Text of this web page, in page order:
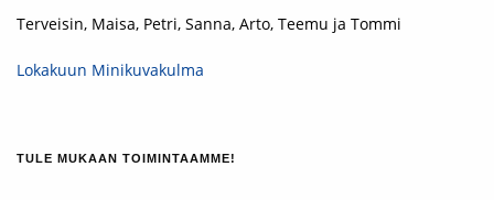
Terveisin, Maisa, Petri, Sanna, Arto, Teemu ja Tommi
Lokakuun Minikuvakulma
TULE MUKAAN TOIMINTAAMME!